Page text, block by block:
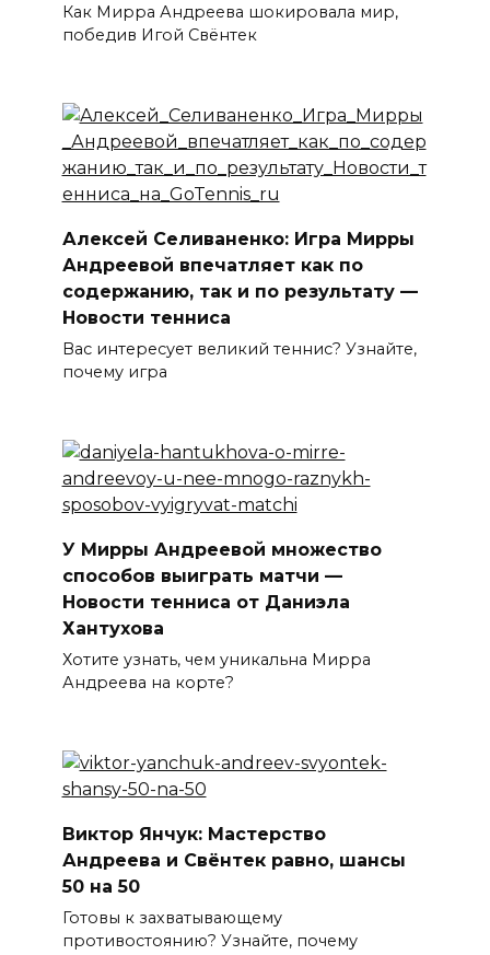
Как Мирра Андреева шокировала мир,
победив Игой Свёнтек
Алексей Селиваненко: Игра Мирры
Андреевой впечатляет как по
содержанию, так и по результату —
Новости тенниса
Вас интересует великий теннис? Узнайте,
почему игра
У Мирры Андреевой множество
способов выиграть матчи —
Новости тенниса от Даниэла
Хантухова
Хотите узнать, чем уникальна Мирра
Андреева на корте?
Виктор Янчук: Мастерство
Андреева и Свёнтек равно, шансы
50 на 50
Готовы к захватывающему
противостоянию? Узнайте, почему